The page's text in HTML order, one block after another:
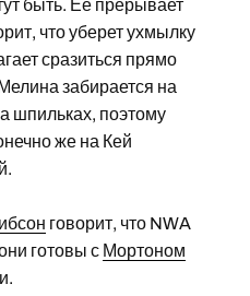
быть. Ее прерывает
что уберет ухмылку
сразиться прямо
забирается на
шпильках, поэтому
же на Кей
говорит, что NWA
готовы с Мортоном